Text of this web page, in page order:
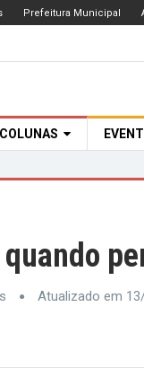
Prefeitura Municipal
COLUNAS
Atualizado em